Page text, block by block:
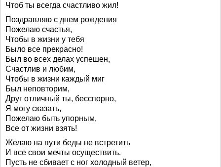
Чтоб ты всегда счастливо жил!
Поздравляю с днем рождения
Пожелаю счастья,
Чтобы в жизни у тебя
Было все прекрасно!
Был во всех делах успешен,
Счастлив и любим,
Чтобы в жизни каждый миг
Был неповторим,
Друг отличный ты, бесспорно,
Я могу сказать,
Пожелаю быть упорным,
Все от жизни взять!
Желаю на пути беды не встретить
И все свои мечты осуществить.
Пусть не сбивает с ног холодный ветер,